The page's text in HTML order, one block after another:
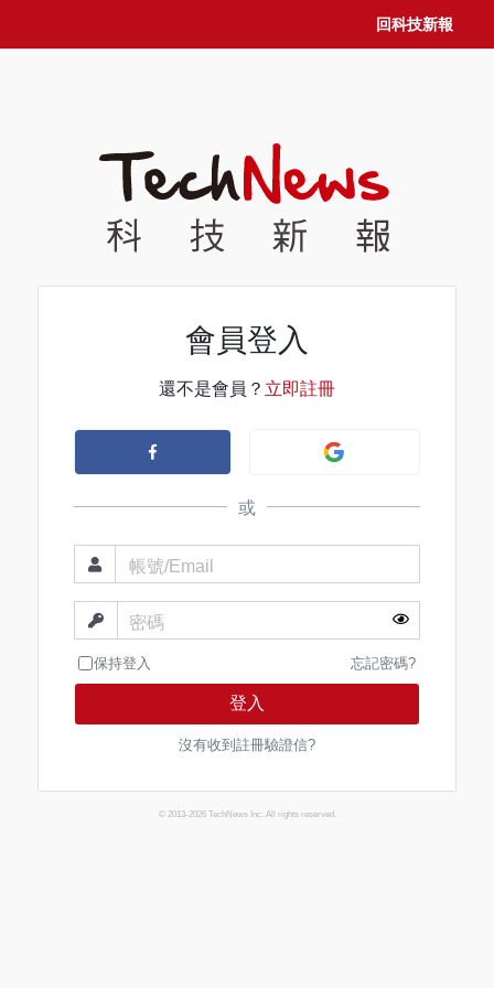
回科技新報
會員登入
還不是會員？ 立即註冊
或
帳號/Email
密碼
保持登入 忘記密碼?
登入
沒有收到註冊驗證信?
© 2013-2026 TechNews Inc. All rights reserved.